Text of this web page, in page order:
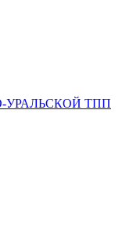
ТПП